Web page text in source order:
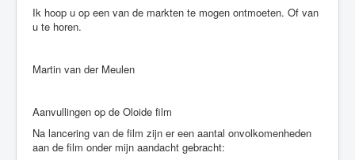
Ik hoop u op een van de markten te mogen ontmoeten. Of van
u te horen.
Martin van der Meulen
Aanvullingen op de Oloide film
Na lancering van de film zijn er een aantal onvolkomenheden
aan de film onder mijn aandacht gebracht: